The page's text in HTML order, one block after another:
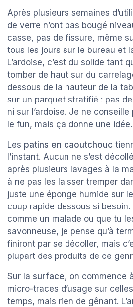
Après plusieurs semaines
de verre n’ont pas bougé
casse, pas de fissure, même
tous les jours sur le bureau et
L’ardoise, c’est du solide tant
tomber de haut sur du
dessous de la hauteur de la
sur un parquet stratifié : pas
ni sur l’ardoise. Je ne
le fun, mais ça donne une idée.
Les patins en caoutchouc
l’instant. Aucun ne s’est
après plusieurs lavages à la
à ne pas les laisser tremper
juste une éponge humide sur
coup rapide dessous si
comme un malade ou que tu
savonneuse, je pense qu’à
finiront par se décoller, mais
plupart des produits de ce
Sur la surface, on commence
micro-traces d’usage sur
temps, mais rien de gênant.